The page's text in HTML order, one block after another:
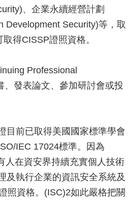
、企業永續經營計劃
Development Security)等，取
得CISSP證照資格。
Professional
發表論文、參加研討會或投
前已取得美國國家標準學會
IEC 17024標準。因為
人在資安界持續充實個人技術
及執行企業的資訊安全系統及
照資格。(ISC)2如此嚴格把關